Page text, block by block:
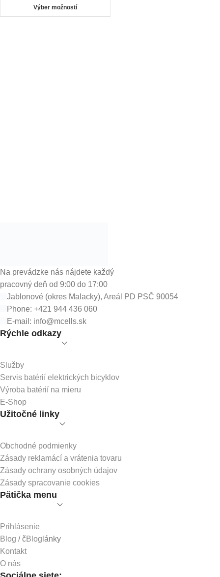
Výber možností
Na prevádzke nás nájdete každý
pracovný deň od 9:00 do 17:00
Jablonové (okres Malacky), Areál PD PSČ 90054
Phone: +421 944 436 060
E-mail: info@mcells.sk
Rýchle odkazy
Služby
Servis batérií elektrických bicyklov
Výroba batérií na mieru
E-Shop
Užitočné linky
Obchodné podmienky
Zásady reklamácí a vrátenia tovaru
Zásady ochrany osobných údajov
Zásady spracovanie cookies
Pätička menu
Prihlásenie
Blog / čBlog lánky
Kontakt
O nás